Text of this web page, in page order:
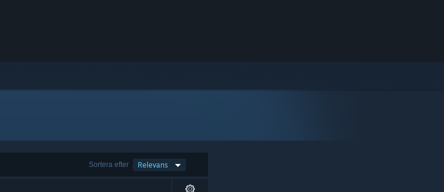
Sortera efter Relevans